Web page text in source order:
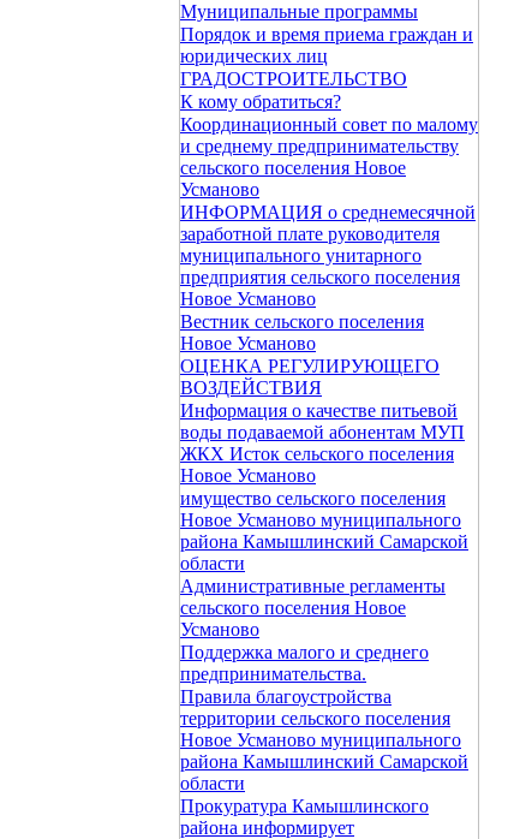
Муниципальные программы
Порядок и время приема граждан и
юридических лиц
ГРАДОСТРОИТЕЛЬСТВО
К кому обратиться?
Координационный совет по малому
и среднему предпринимательству
сельского поселения Новое
Усманово
ИНФОРМАЦИЯ о среднемесячной
заработной плате руководителя
муниципального унитарного
предприятия сельского поселения
Новое Усманово
Вестник сельского поселения
Новое Усманово
ОЦЕНКА РЕГУЛИРУЮЩЕГО
ВОЗДЕЙСТВИЯ
Информация о качестве питьевой
воды подаваемой абонентам МУП
ЖКХ Исток сельского поселения
Новое Усманово
имущество сельского поселения
Новое Усманово муниципального
района Камышлинский Самарской
области
Административные регламенты
сельского поселения Новое
Усманово
Поддержка малого и среднего
предпринимательства.
Правила благоустройства
территории сельского поселения
Новое Усманово муниципального
района Камышлинский Самарской
области
Прокуратура Камышлинского
района информирует